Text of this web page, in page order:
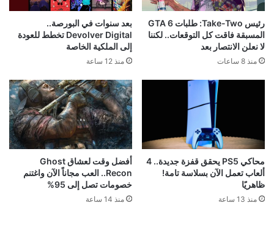
رئيس Take-Two: طلبات GTA 6
المسبقة فاقت كل التوقعات.. لكننا
لا نعلن الانتصار بعد
منذ 8 ساعات
بعد سنوات في البورصة..
Devolver Digital تخطط للعودة
إلى الملكية الخاصة
منذ 12 ساعة
محاكي PS5 يحقق قفزة جديدة.. 4
ألعاب تعمل الآن بسلاسة تامة!
ظاهريًا
منذ 13 ساعة
أفضل وقت لعشاق Ghost
Recon.. العب مجاناً الآن واغتنم
خصومات تصل إلى 95%
منذ 14 ساعة